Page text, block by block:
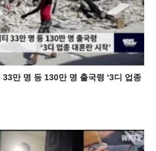
만 명 등 130만 명 출국령 ‘3디 업종